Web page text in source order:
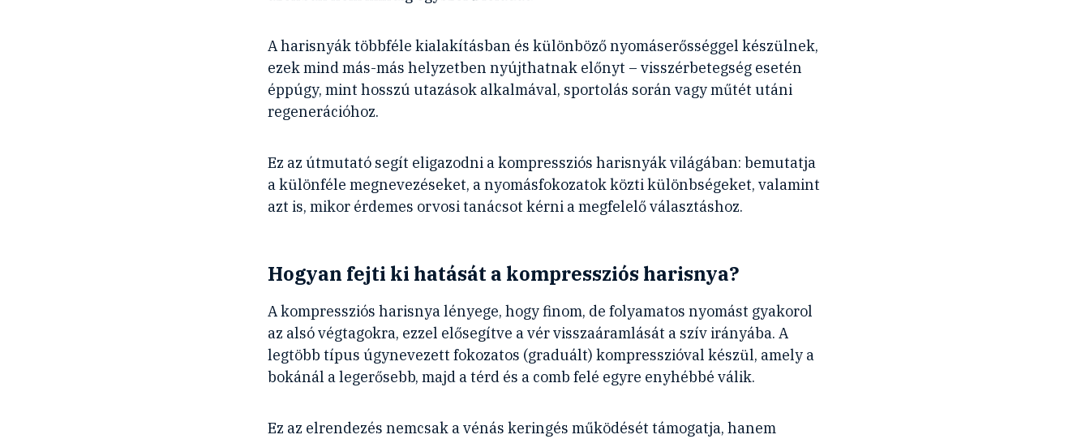
A harisnyák többféle kialakításban és különböző nyomáserősséggel készülnek,
ezek mind más-más helyzetben nyújthatnak előnyt – visszérbetegség esetén
éppúgy, mint hosszú utazások alkalmával, sportolás során vagy műtét utáni
regenerációhoz.
Ez az útmutató segít eligazodni a kompressziós harisnyák világában: bemutatja
a különféle megnevezéseket, a nyomásfokozatok közti különbségeket, valamint
azt is, mikor érdemes orvosi tanácsot kérni a megfelelő választáshoz.
Hogyan fejti ki hatását a kompressziós harisnya?
A kompressziós harisnya lényege, hogy finom, de folyamatos nyomást gyakorol
az alsó végtagokra, ezzel elősegítve a vér visszaáramlását a szív irányába. A
legtöbb típus úgynevezett fokozatos (graduált) kompresszióval készül, amely a
bokánál a legerősebb, majd a térd és a comb felé egyre enyhébbé válik.
Ez az elrendezés nemcsak a vénás keringés működését támogatja, hanem